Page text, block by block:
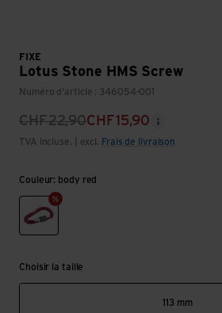
FIXE
Lotus Stone HMS Screw
Numéro d'article : 346054-001
CHF22,90CHF15,90
TVA incluse. | excl. Frais de livraison
Couleur: body red
body red
Choisir la taille
113 mm